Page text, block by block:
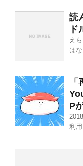
読
ド
え
は
P
利